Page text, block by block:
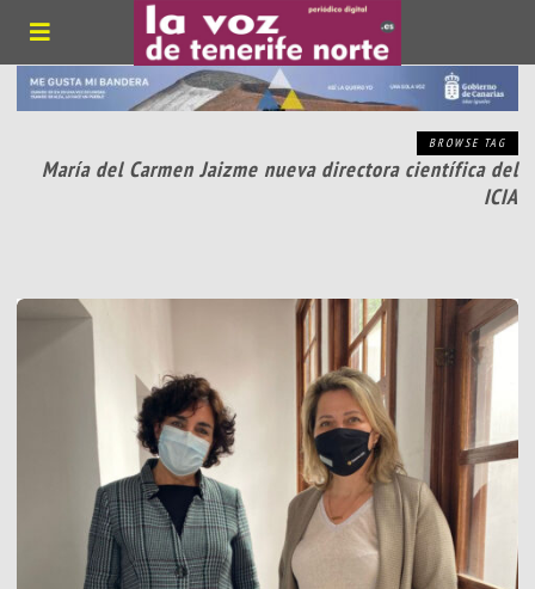
BROWSE TAG
María del Carmen Jaizme nueva directora científica del
ICIA